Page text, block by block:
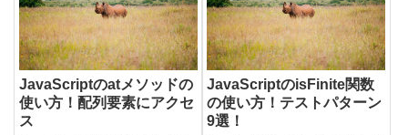
JavaScriptのatメソッドの
使い方！配列要素にアクセ
ス
JavaScriptのisFinite関数
の使い方！テストパターン
9選！